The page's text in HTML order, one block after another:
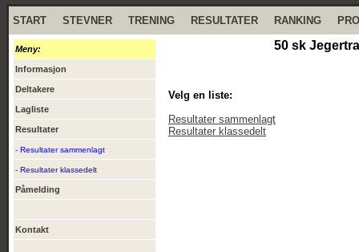
START STEVNER TRENING RESULTATER RANKING
Meny:
Informasjon
Deltakere
Lagliste
Resultater
- Resultater sammenlagt
- Resultater klassedelt
Påmelding
Kontakt
50 sk
Velg en liste:
Resultater sammenlagt
Resultater klassedelt